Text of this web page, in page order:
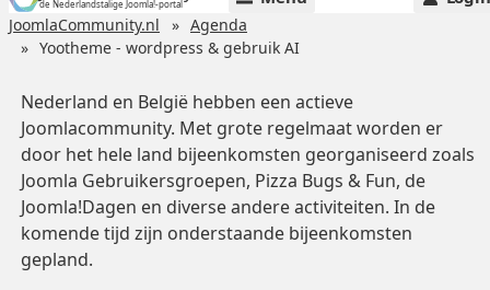
de Nederlandstalige Joomla!-portal
JoomlaCommunity.nl
Agenda
Yootheme - wordpress & gebruik AI
Nederland en België hebben een actieve
Joomlacommunity. Met grote regelmaat worden er
door het hele land bijeenkomsten georganiseerd zoals
Joomla Gebruikersgroepen, Pizza Bugs & Fun, de
Joomla!Dagen en diverse andere activiteiten. In de
komende tijd zijn onderstaande bijeenkomsten
gepland.